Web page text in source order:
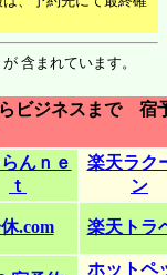
含まれています。
ビジネスまで 宿
んｎｅ
ｔ
楽天ラク
ン
.com 楽天トラ
ホットペ